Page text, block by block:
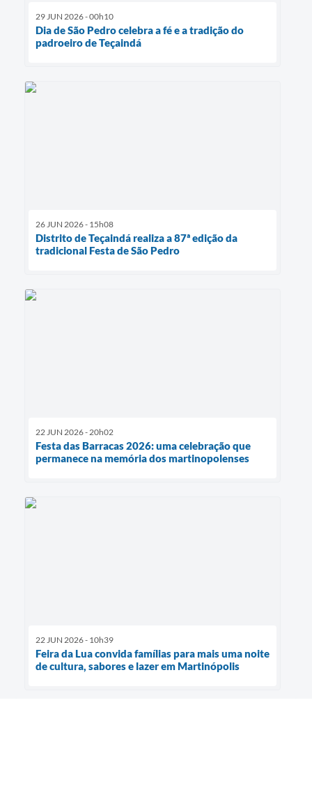
29 JUN 2026 - 00h10
Dia de São Pedro celebra a fé e a tradição do
padroeiro de Teçaindá
26 JUN 2026 - 15h08
Distrito de Teçaindá realiza a 87ª edição da
tradicional Festa de São Pedro
22 JUN 2026 - 20h02
Festa das Barracas 2026: uma celebração que
permanece na memória dos martinopolenses
22 JUN 2026 - 10h39
Feira da Lua convida famílias para mais uma noite
de cultura, sabores e lazer em Martinópolis